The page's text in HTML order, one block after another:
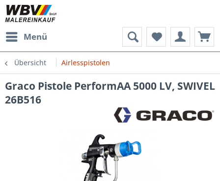
Menü
Übersicht Airlesspistolen
Graco Pistole PerformAA 5000 LV, SWIVEL
26B516